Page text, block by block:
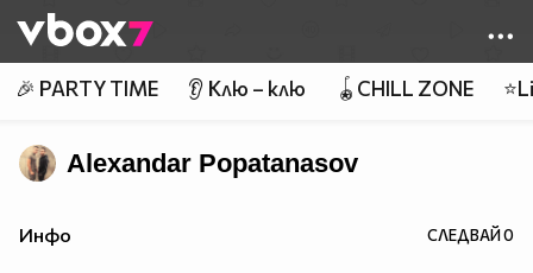
👾
🎉 PARTY TIME 👂 Клю – клю 🪀CHILL ZONE
Alexandar Popatanasov
Инфо СЛЕДВАЙ0